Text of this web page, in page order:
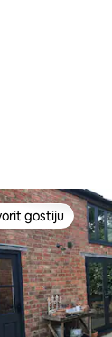
od 5, recenzija:
favorit gostiju
gostiju